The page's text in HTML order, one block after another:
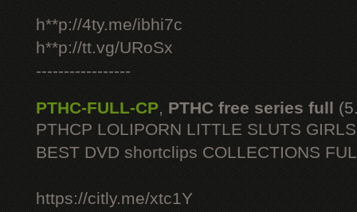
h**p://4ty.me/ibhi7c
h**p://tt.vg/URoSx
-----------------
PTHC-FULL-CP, PTHC free series full
PTHCP LOLIPORN LITTLE SLUTS
BEST DVD shortclips COLLECTIONS
https://citly.me/xtc1Y